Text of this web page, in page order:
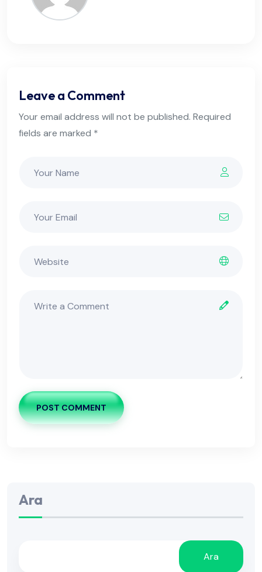
Leave a Comment
Your email address will not be published. Required
fields are marked *
POST COMMENT
Ara
Ara